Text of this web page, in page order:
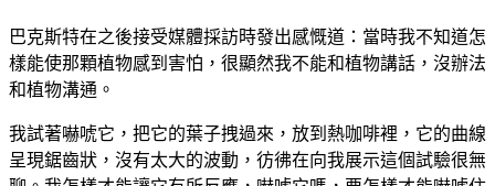
巴克斯特在之後接受媒體採訪時發出感慨道：當時我不知道怎
樣能使那顆植物感到害怕，很顯然我不能和植物講話，沒辦法
和植物溝通。
我試著嚇唬它，把它的葉子拽過來，放到熱咖啡裡，它的曲線
呈現鋸齒狀，沒有太大的波動，彷彿在向我展示這個試驗很無